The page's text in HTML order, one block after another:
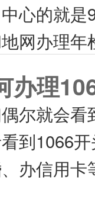
心的就
网办理
办理
尔就会看
到1066
办信用卡